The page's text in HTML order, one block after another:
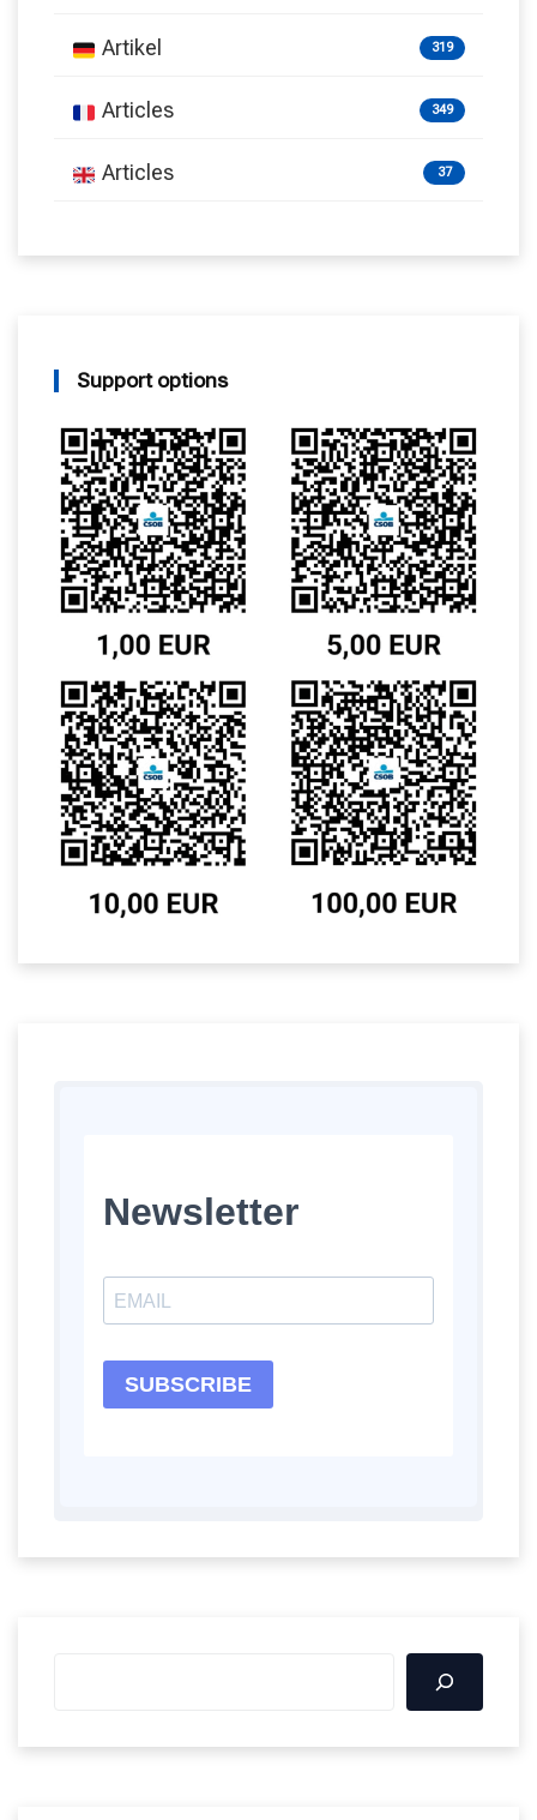
Artikel 319
Articles 349
Articles 37
Support options